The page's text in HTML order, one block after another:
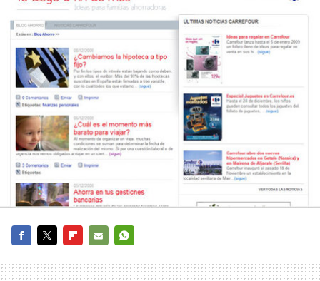
MAIL